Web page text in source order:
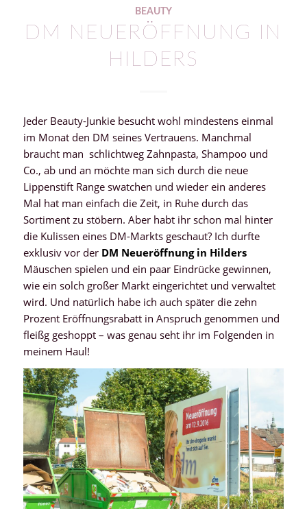
BEAUTY
DM NEUERÖFFNUNG IN
HILDERS
Jeder Beauty-Junkie besucht wohl mindestens einmal
im Monat den DM seines Vertrauens. Manchmal
braucht man schlichtweg Zahnpasta, Shampoo und
Co., ab und an möchte man sich durch die neue
Lippenstift Range swatchen und wieder ein anderes
Mal hat man einfach die Zeit, in Ruhe durch das
Sortiment zu stöbern. Aber habt ihr schon mal hinter
die Kulissen eines DM-Markts geschaut? Ich durfte
exklusiv vor der DM Neueröffnung in Hilders
Mäuschen spielen und ein paar Eindrücke gewinnen,
wie ein solch großer Markt eingerichtet und verwaltet
wird. Und natürlich habe ich auch später die zehn
Prozent Eröffnungsrabatt in Anspruch genommen und
fleißg geshoppt – was genau seht ihr im Folgenden in
meinem Haul!